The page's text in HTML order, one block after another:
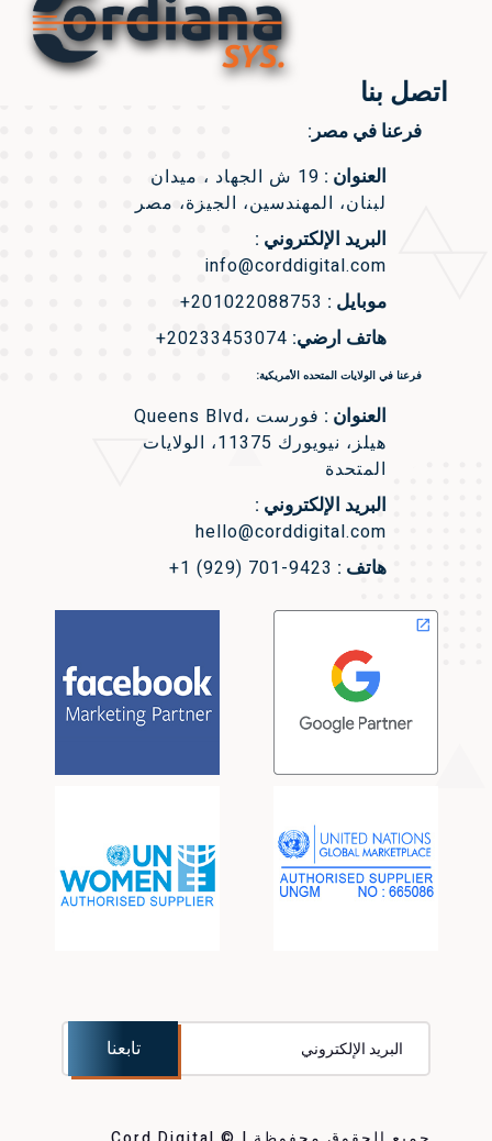
اتصل بنا
فرعنا في مصر:
العنوان :
19 ش الجهاد ، ميدان
لبنان، المهندسين، الجيزة، مصر
البريد الإلكتروني :
info@corddigital.com
موبايل : +201022088753
هاتف ارضي: +20233453074
فرعنا في الولايات المتحده الأمريكية:
العنوان :
Queens Blvd، فورست
هيلز، نيويورك 11375، الولايات
المتحدة
البريد الإلكتروني :
hello@corddigital.com
هاتف : +1 (929) 701-9423